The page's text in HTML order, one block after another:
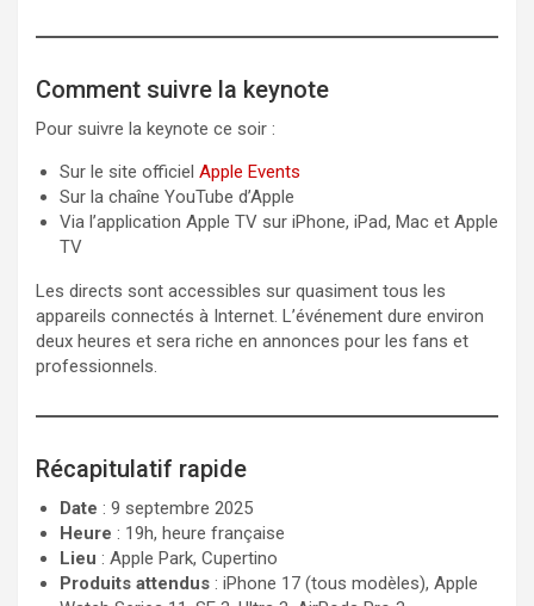
Comment suivre la keynote
Pour suivre la keynote ce soir :
Sur le site officiel Apple Events
Sur la chaîne YouTube d’Apple
Via l’application Apple TV sur iPhone, iPad, Mac et Apple
TV
Les directs sont accessibles sur quasiment tous les
appareils connectés à Internet. L’événement dure environ
deux heures et sera riche en annonces pour les fans et
professionnels.
Récapitulatif rapide
Date : 9 septembre 2025
Heure : 19h, heure française
Lieu : Apple Park, Cupertino
Produits attendus : iPhone 17 (tous modèles), Apple